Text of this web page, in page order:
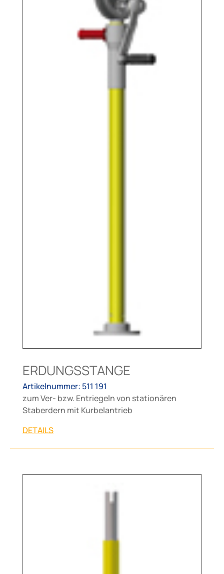
ERDUNGSSTANGE
Artikelnummer: 511 191
zum Ver- bzw. Entriegeln von stationären
Staberdern mit Kurbelantrieb
DETAILS